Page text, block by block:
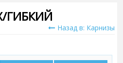
ГИБКИЙ
Назад в: Карнизы